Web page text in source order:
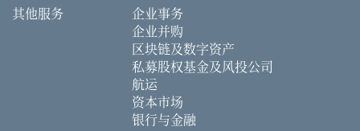
其他服务
企业事务
企业并购
区块链及数字资产
私募股权基金及风投公司
航运
资本市场
银行与金融